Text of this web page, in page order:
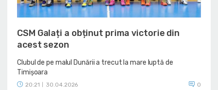
CSM Galați a obținut prima victorie din
acest sezon
Clubul de pe malul Dunării a trecut la mare luptă de
Timișoara
20:21 30.04.2026 0